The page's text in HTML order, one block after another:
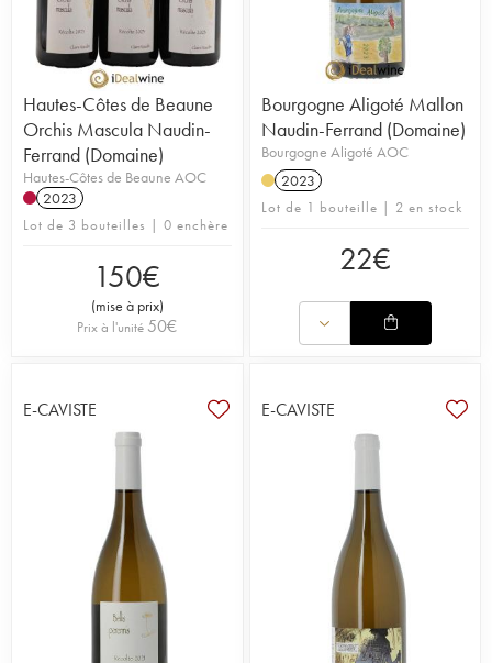
Hautes-Côtes de Beaune
Orchis Mascula Naudin-
Ferrand (Domaine)
Hautes-Côtes de Beaune AOC
2023
Lot de 3 bouteilles | 0 enchère
150€
(mise à prix)
Prix à l'unité 50€
Bourgogne Aligoté Mallon
Naudin-Ferrand (Domaine)
Bourgogne Aligoté AOC
2023
Lot de 1 bouteille | 2 en stock
22€
E-CAVISTE E-CAVISTE